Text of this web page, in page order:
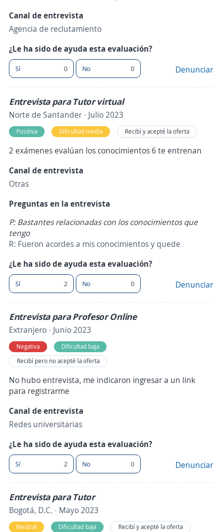
Canal de entrevista
Agencia de reclutamiento
¿Le ha sido de ayuda esta evaluación?
Sí 0 No 0 Denunciar
Entrevista para Tutor virtual
Norte de Santander · Julio 2023
Positiva Dificultad media Recibí y acepté la oferta
2 exámenes evalúan los conocimientos 6 te entrenan
Canal de entrevista
Otras
Preguntas en la entrevista
P: Bastantes relacionadas con los conocimientos que
tengo
R: Fueron acordes a mis conocimientos y quede
¿Le ha sido de ayuda esta evaluación?
Sí 2 No 0 Denunciar
Entrevista para Profesor Online
Extranjero · Junio 2023
Negativa
Dificultad baja
Recibí pero no acepté la oferta
No hubo entrevista, me indicaron ingresar a un link
para registrarme
Canal de entrevista
Redes universitarias
¿Le ha sido de ayuda esta evaluación?
Sí 2 No 0 Denunciar
Entrevista para Tutor
Bogotá, D.C. · Mayo 2023
Neutral Dificultad baja Recibí y acepté la oferta